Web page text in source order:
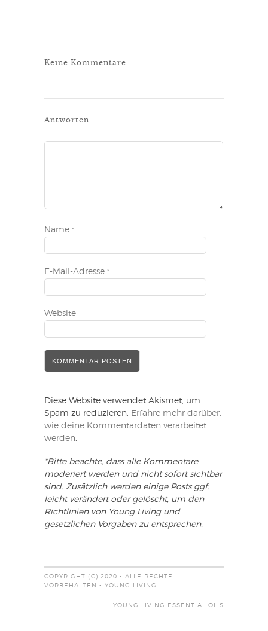
Keine Kommentare
Antworten
Name *
E-Mail-Adresse *
Website
Diese Website verwendet Akismet, um
Spam zu reduzieren.
Erfahre mehr darüber,
wie deine Kommentardaten verarbeitet
werden
*Bitte beachte, dass alle Kommentare
moderiert werden und nicht sofort sichtbar
sind. Zusätzlich werden einige Posts ggf.
leicht verändert oder gelöscht, um den
Richtlinien von Young Living und
gesetzlichen Vorgaben zu entsprechen.
COPYRIGHT (C) 2020 - ALLE RECHTE
VORBEHALTEN - YOUNG LIVING
YOUNG LIVING ESSENTIAL OILS